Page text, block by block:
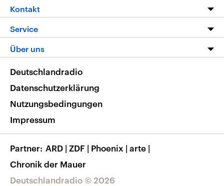
Die Nachrichten
Nachrichtenleicht
Neue Beiträge auf dlf.de
Livestream
Podcasts
Deutschlandfunk App
Nachrichten App
Frequenzen
Kontakt
Hörerservice
Service
FAQ
Veranstaltungen
Musikliste
RSS
Über uns
Barrierefreiheit
Deutschlandradio © 2026
Deutschlandradio
Datenschutzerklärung
Nutzungsbedingungen
Impressum
Partner ARD | ZDF | Phoenix | arte |
Chronik der Mauer